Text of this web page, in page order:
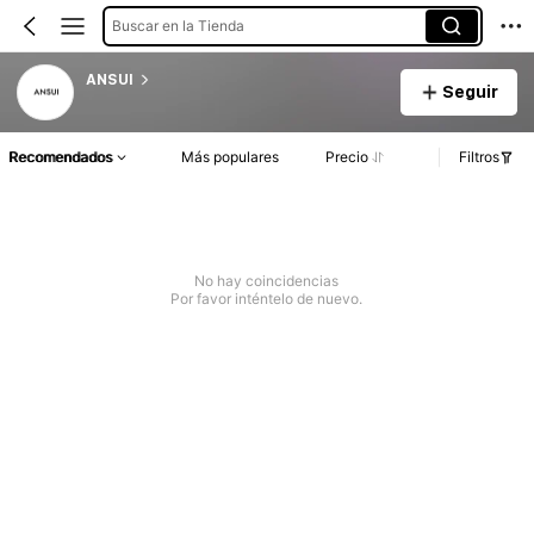
Buscar en la Tienda
ANSUI
Seguir
Recomendados Más populares Precio Filtros
No hay coincidencias
Por favor inténtelo de nuevo.